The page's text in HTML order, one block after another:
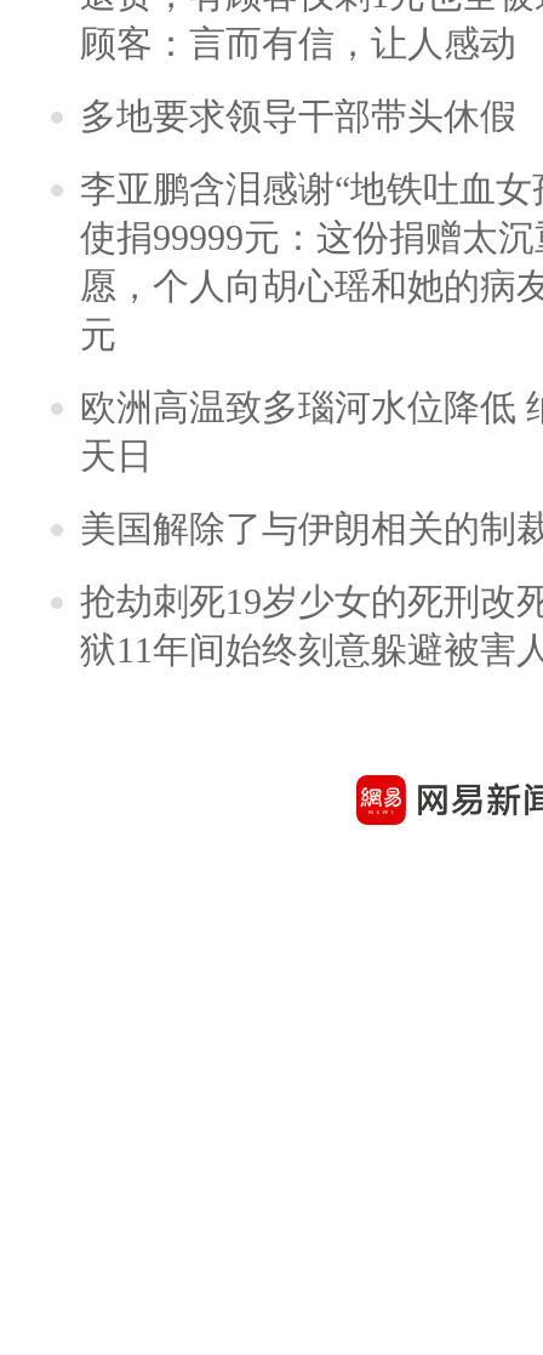
顾客：言而有信，让人感动
多地要求领导干部带头休假
李亚鹏含泪感谢“地铁吐血
使捐99999元：这份捐赠太
愿，个人向胡心瑶和她的病
元
欧洲高温致多瑙河水位降低
天日
美国解除了与伊朗相关的制
抢劫刺死19岁少女的死刑改
狱11年间始终刻意躲避被害